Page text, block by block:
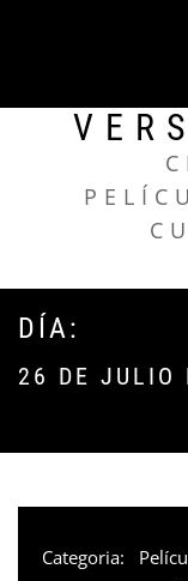
DÍA:
26 DE JULIO
Categoria: